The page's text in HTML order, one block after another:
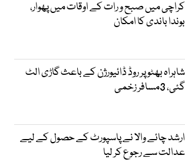
کراچی میں صبح و رات کے اوقات میں پھوار،
بوندا باندی کا امکان
شاہراہ بھٹو پر روڈ ڈائیورژن کے باعث گاڑی الٹ
گئی، 3مسافر زخمی
ارشد چائے والا نے پاسپورٹ کے حصول کے لیے
عدالت سے رجوع کر لیا